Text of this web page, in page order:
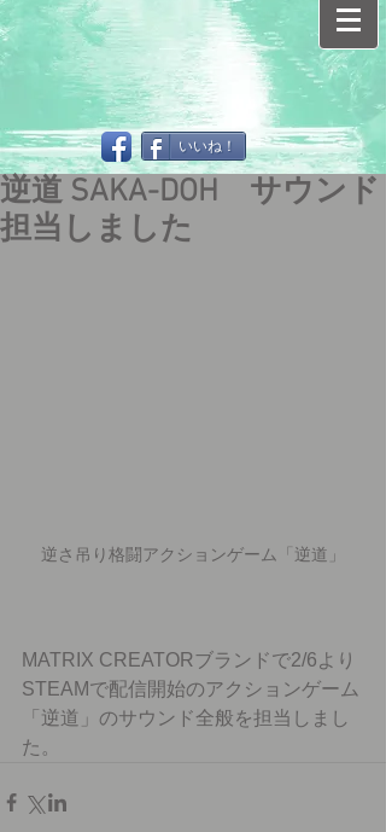
いいね！
逆道 SAKA-DOH サウンド
担当しました
逆さ吊り格闘アクションゲーム「逆道」
MATRIX CREATORブランドで2/6より
STEAMで配信開始のアクションゲーム
「逆道」のサウンド全般を担当しまし
た。